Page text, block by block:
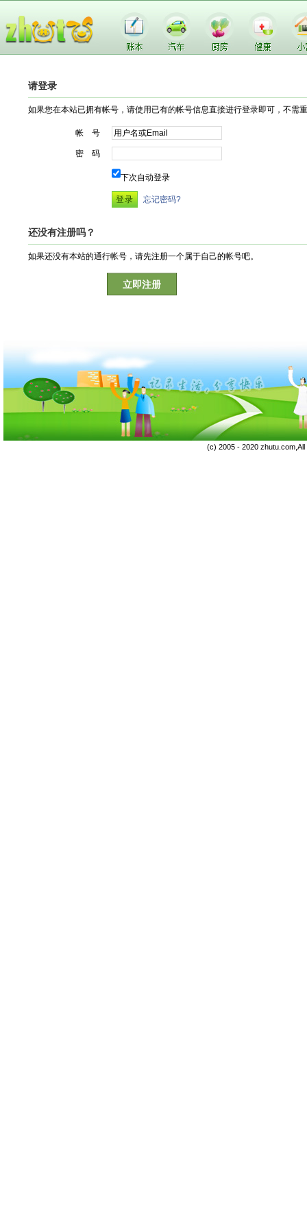
请登录
如果您在本站已拥有帐号，请使用已有的帐号信息直接进行登录即可，不需
帐 号
密 码
下次自动登录
忘记密码?
还没有注册吗？
如果还没有本站的通行帐号，请先注册一个属于自己的帐号吧。
立即注册
(c) 2005 - 2020